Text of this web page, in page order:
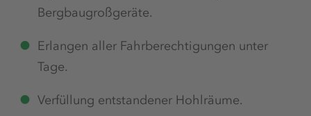
Bergbaugroßgeräte.
Erlangen aller Fahrberechtigungen unter
Tage.
Verfüllung entstandener Hohlräume.